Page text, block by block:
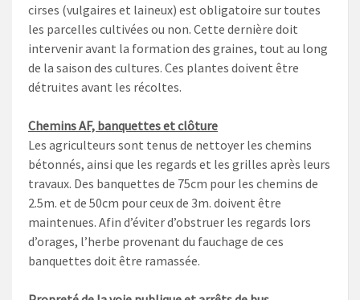
cirses (vulgaires et laineux) est obligatoire sur toutes
les parcelles cultivées ou non. Cette dernière doit
intervenir avant la formation des graines, tout au long
de la saison des cultures. Ces plantes doivent être
détruites avant les récoltes.
Chemins AF, banquettes et clôture
Les agriculteurs sont tenus de nettoyer les chemins
bétonnés, ainsi que les regards et les grilles après leurs
travaux. Des banquettes de 75cm pour les chemins de
2.5m. et de 50cm pour ceux de 3m. doivent être
maintenues. Afin d’éviter d’obstruer les regards lors
d’orages, l’herbe provenant du fauchage de ces
banquettes doit être ramassée.